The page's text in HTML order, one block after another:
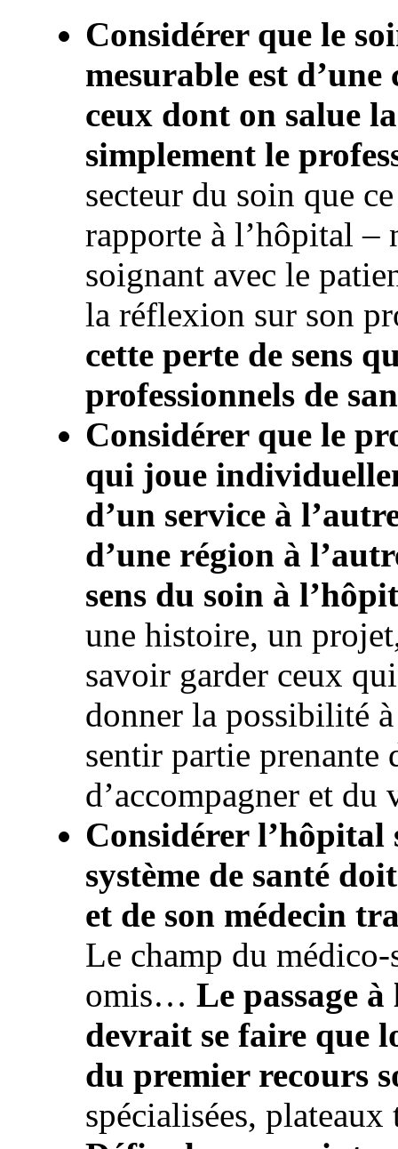
Considérer que le
mesurable est
ceux dont on salue
simplement le
secteur du soin que
rapporte à l’hôpital –
soignant avec le
la réflexion sur son
cette perte de sens
professionnels de
Considérer que le
qui joue
d’un service à
d’une région à
sens du soin à
une histoire, un
savoir garder ceux
donner la possibilité
sentir partie prenante
d’accompagner et du
Considérer l’hôpital
système de santé
et de son médecin
Le champ du
omis… Le passage
devrait se faire que
du premier recours
spécialisées,